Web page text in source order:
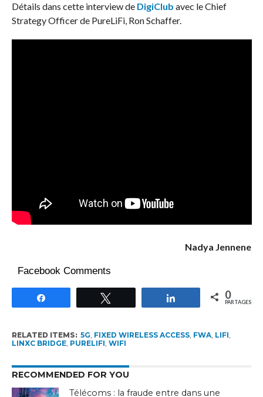
Détails dans cette interview de DigiClub avec le Chief
Strategy Officer de PureLiFi, Ron Schaffer.
Nadya Jennene
Facebook Comments
Partagez 0
PARTAGES
RELATED ITEMS: 5G, FIXED WIRELESS ACCESS, FWA, LIFI,
LINXC BRIDGE, PURELIFI, WIFI
RECOMMENDED FOR YOU
Télécoms : la fraude entre dans une